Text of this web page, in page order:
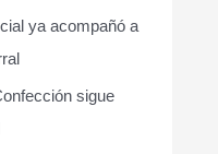
ya acompañó a
sigue